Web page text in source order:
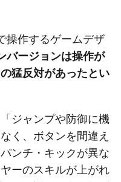
操作するゲームデザ
バージョンは操作が
猛反対があったとい
ジャンプや防御に機
く、ボタンを間違え
ンチ・キックが異な
ーのスキルが上がれ